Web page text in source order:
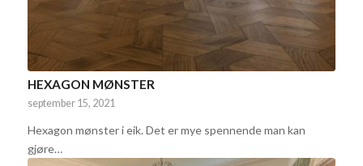
HEXAGON MØNSTER
september 15, 2021
Hexagon mønster i eik. Det er mye spennende man kan
gjøre…